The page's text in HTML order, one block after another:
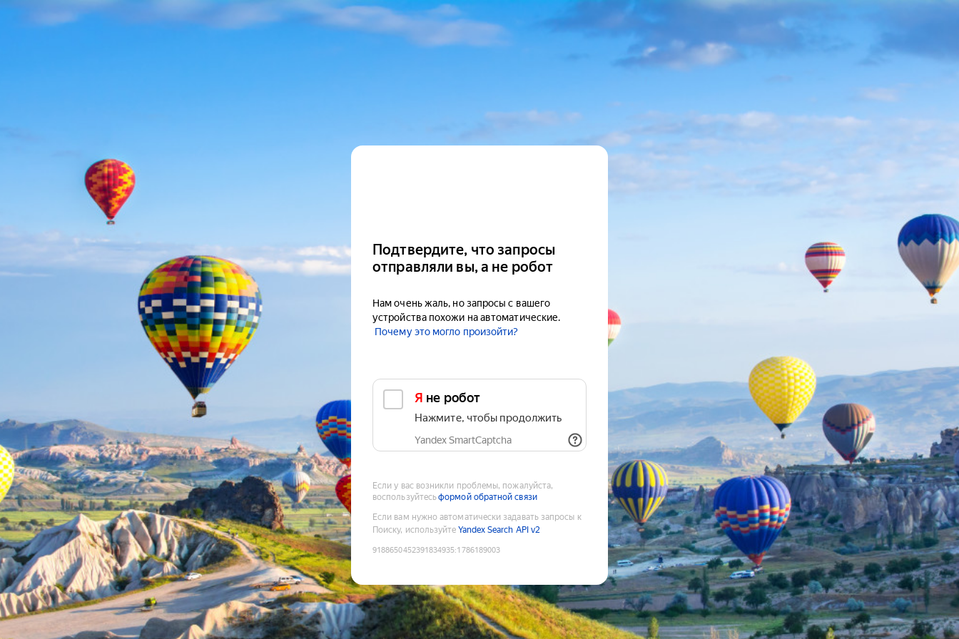
Подтвердите, что запросы
отправляли вы, а не робот
Нам очень жаль, но запросы с вашего
устройства похожи на автоматические.
Почему это могло произойти?
Я не робот
Нажмите, чтобы продолжить
Yandex SmartCaptcha
Если у вас возникли проблемы, пожалуйста,
воспользуйтесьформой обратной связи
Если вам нужно автоматически задавать запросы к
Поиску, используйте Yandex Search API v2
9188650452391834935:1786189003